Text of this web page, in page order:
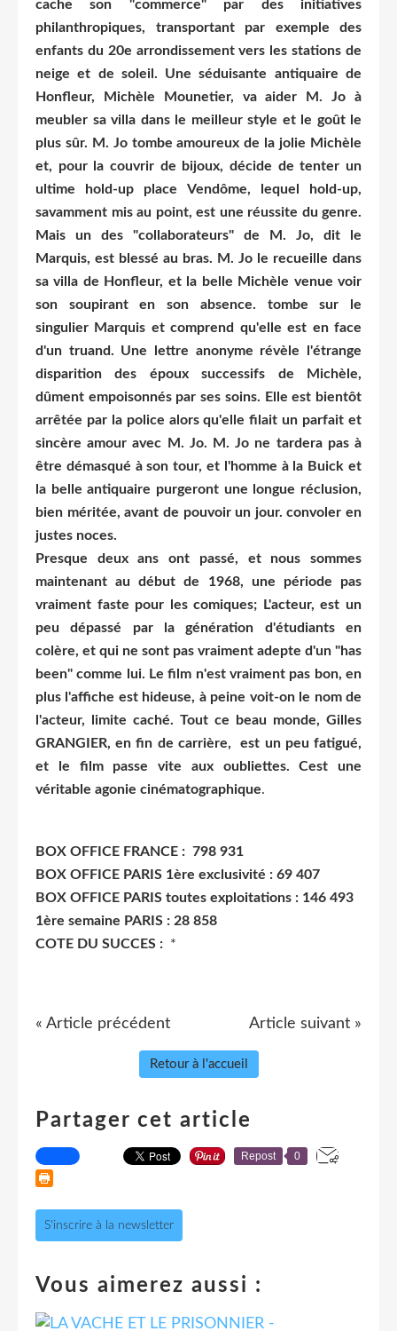
cache son "commerce" par des initiatives
philanthropiques, transportant par exemple des
enfants du 20e arrondissement vers les stations de
neige et de soleil. Une séduisante antiquaire de
Honfleur, Michèle Mounetier, va aider M. Jo à
meubler sa villa dans le meilleur style et le goût le
plus sûr. M. Jo tombe amoureux de la jolie Michèle
et, pour la couvrir de bijoux, décide de tenter un
ultime hold-up place Vendôme, lequel hold-up,
savamment mis au point, est une réussite du genre.
Mais un des "collaborateurs" de M. Jo, dit le
Marquis, est blessé au bras. M. Jo le recueille dans
sa villa de Honfleur, et la belle Michèle venue voir
son soupirant en son absence. tombe sur le
singulier Marquis et comprend qu'elle est en face
d'un truand. Une lettre anonyme révèle l'étrange
disparition des époux successifs de Michèle,
dûment empoisonnés par ses soins. Elle est bientôt
arrêtée par la police alors qu'elle filait un parfait et
sincère amour avec M. Jo. M. Jo ne tardera pas à
être démasqué à son tour, et l'homme à la Buick et
la belle antiquaire purgeront une longue réclusion,
bien méritée, avant de pouvoir un jour. convoler en
justes noces.
Presque deux ans ont passé, et nous sommes
maintenant au début de 1968, une période pas
vraiment faste pour les comiques; L'acteur, est un
peu dépassé par la génération d'étudiants en
colère, et qui ne sont pas vraiment adepte d'un "has
been" comme lui. Le film n'est vraiment pas bon, en
plus l'affiche est hideuse, à peine voit-on le nom de
l'acteur, limite caché. Tout ce beau monde, Gilles
GRANGIER, en fin de carrière, est un peu fatigué,
et le film passe vite aux oubliettes. Cest une
véritable agonie cinématographique.
BOX OFFICE FRANCE : 798 931
BOX OFFICE PARIS 1ère exclusivité : 69 407
BOX OFFICE PARIS toutes exploitations : 146 493
1ère semaine PARIS : 28 858
COTE DU SUCCES : *
« Article précédent Article suivant »
Retour à l'accueil
Partager cet article
Repost 0
S'inscrire à la newsletter
Vous aimerez aussi :